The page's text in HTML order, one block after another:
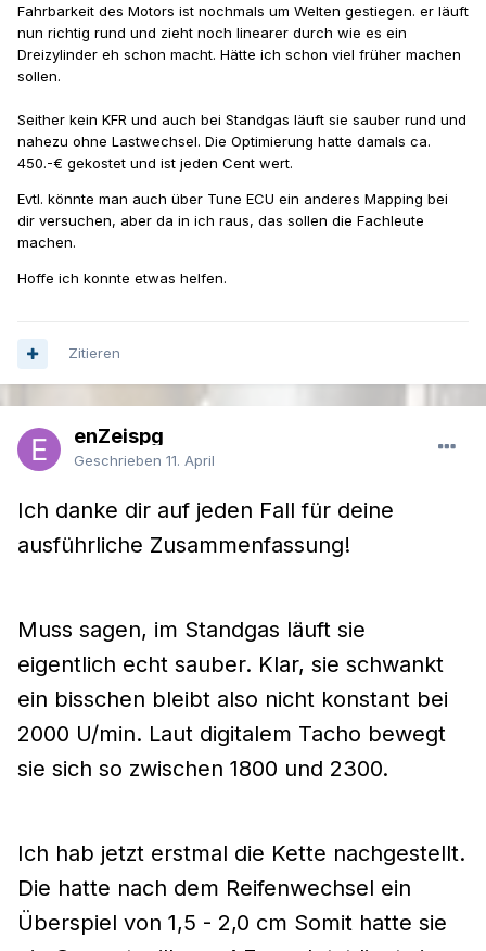
Fahrbarkeit des Motors ist nochmals um Welten gestiegen. er läuft
nun richtig rund und zieht noch linearer durch wie es ein
Dreizylinder eh schon macht. Hätte ich schon viel früher machen
sollen.
Seither kein KFR und auch bei Standgas läuft sie sauber rund und
nahezu ohne Lastwechsel. Die Optimierung hatte damals ca.
450.-€ gekostet und ist jeden Cent wert.
Evtl. könnte man auch über Tune ECU ein anderes Mapping bei
dir versuchen, aber da in ich raus, das sollen die Fachleute
machen.
Hoffe ich konnte etwas helfen.
Zitieren
enZeispg
Geschrieben 11. April
Ich danke dir auf jeden Fall für deine
ausführliche Zusammenfassung!
Muss sagen, im Standgas läuft sie
eigentlich echt sauber. Klar, sie schwankt
ein bisschen bleibt also nicht konstant bei
2000 U/min. Laut digitalem Tacho bewegt
sie sich so zwischen 1800 und 2300.
Ich hab jetzt erstmal die Kette nachgestellt.
Die hatte nach dem Reifenwechsel ein
Überspiel von 1,5 - 2,0 cm Somit hatte sie